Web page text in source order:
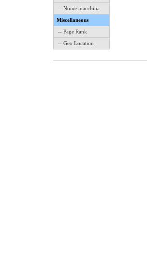
-- Nome macchina
Miscellaneous
-- Page Rank
-- Geo Location